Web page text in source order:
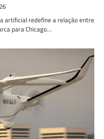
artificial redefine a relação entre
para Chicago…